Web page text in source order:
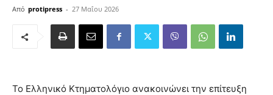
Από protipress - 27 Μαΐου 2026
Το Ελληνικό Κτηματολόγιο ανακοινώνει την επίτευξη